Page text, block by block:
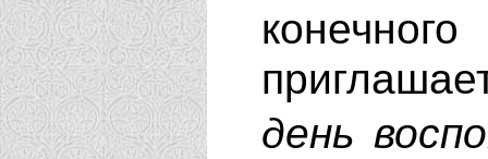
день